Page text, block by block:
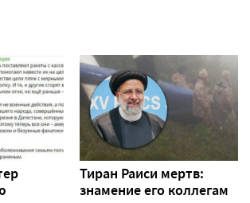
Тиран Раиси мертв:
знамение его коллегам